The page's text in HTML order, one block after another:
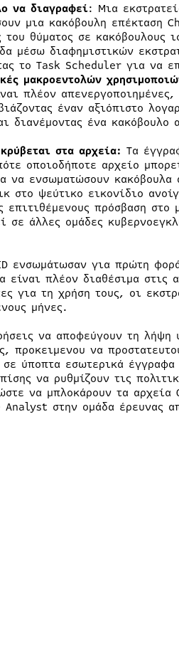
ναδιαγραφεί: Μια
μια κακόβουλη επέκταση
θύματος σε κακόβουλους
μέσω διαφημιστικών
το Task Scheduler για να
μακροεντολών
πλέον
έναν αξιόπιστο
διανέμοντας ένα
στα αρχεία: Τα
οποιοδήποτε αρχείο
να ενσωματώσουν
στο ψεύτικο εικονίδιο
επιτιθέμενους πρόσβαση
άλλες ομάδες
ενσωμάτωσαν για πρώτη
πλέον διαθέσιμα στις
για τη χρήση τους, οι
μήνες.
να αποφεύγουν τη λήψη
προκειμενου να
ύποπτα εσωτερικά
να ρυθμίζουν τις
να μπλοκάρουν τα αρχεία
στην ομάδα έρευνας